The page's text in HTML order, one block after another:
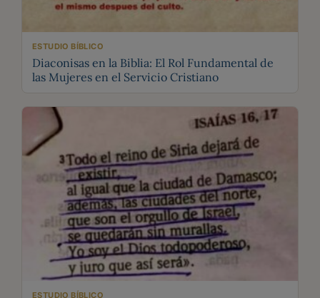
ESTUDIO BÍBLICO
Diaconisas en la Biblia: El Rol Fundamental de
las Mujeres en el Servicio Cristiano
ESTUDIO BÍBLICO